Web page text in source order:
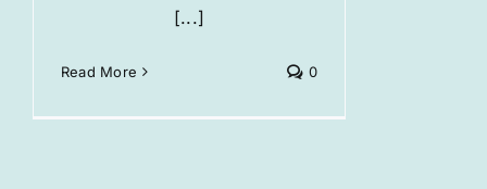
[...]
Read More 0